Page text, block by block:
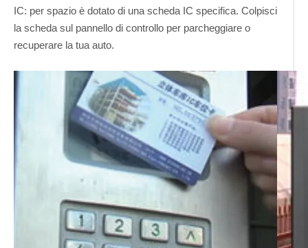
IC: per spazio è dotato di una scheda IC specifica. Colpisci
la scheda sul pannello di controllo per parcheggiare o
recuperare la tua auto.